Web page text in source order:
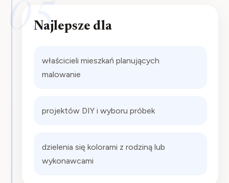
05
Najlepsze dla
właścicieli mieszkań planujących
malowanie
projektów DIY i wyboru próbek
dzielenia się kolorami z rodziną lub
wykonawcami